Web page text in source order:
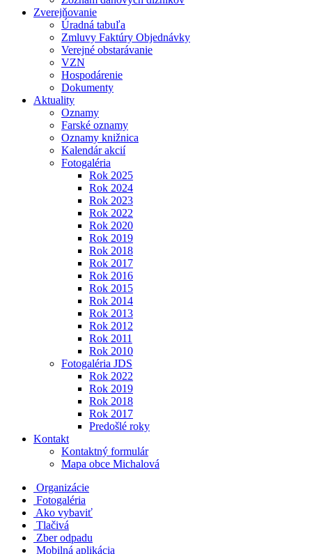
Zverejňovanie
Úradná tabuľa
Zmluvy Faktúry Objednávky
Verejné obstarávanie
VZN
Hospodárenie
Dokumenty
Aktuality
Oznamy
Farské oznamy
Oznamy knižnica
Kalendár akcií
Fotogaléria
Rok 2025
Rok 2024
Rok 2023
Rok 2022
Rok 2020
Rok 2019
Rok 2018
Rok 2017
Rok 2016
Rok 2015
Rok 2014
Rok 2013
Rok 2012
Rok 2011
Rok 2010
Fotogaléria JDS
Rok 2022
Rok 2019
Rok 2018
Rok 2017
Predošlé roky
Kontakt
Kontaktný formulár
Mapa obce Michalová
Organizácie
Fotogaléria
Ako vybaviť
Tlačivá
Zber odpadu
Mobilná aplikácia